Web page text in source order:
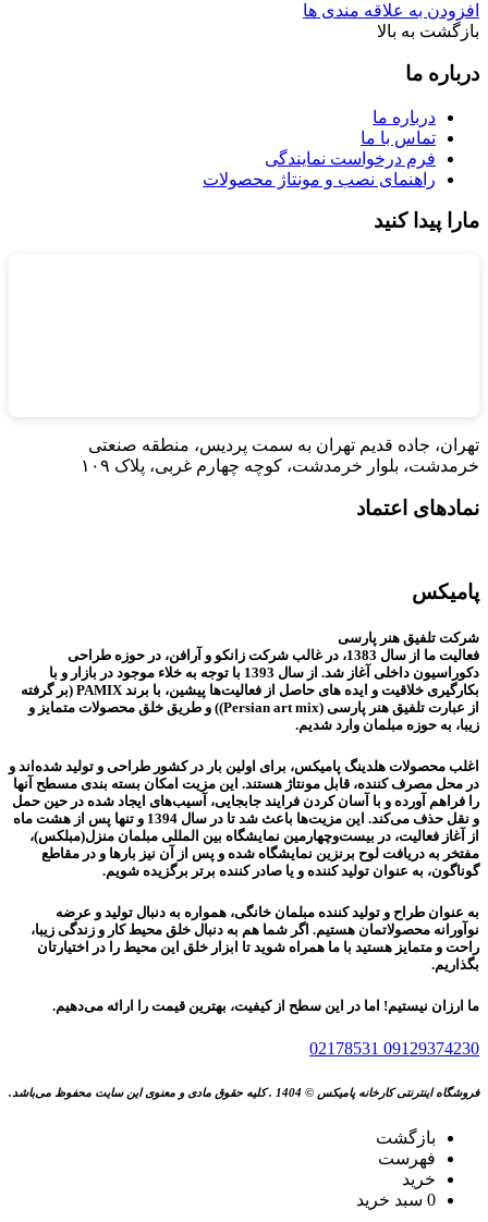
افزودن به علاقه مندی ها
بازگشت به بالا
درباره ما
درباره ما
تماس با ما
فرم درخواست نمایندگی
راهنمای نصب و مونتاژ محصولات
مارا پیدا کنید
تهران، جاده قدیم تهران به سمت پردیس، منطقه صنعتی
خرمدشت، بلوار خرمدشت، کوچه چهارم غربی، پلاک ۱۰۹
نمادهای اعتماد
پامیکس
شرکت تلفیق هنر پارسی
فعالیت ما از سال 1383، در غالب شرکت زانکو و آرافن، در حوزه طراحی
دکوراسیون داخلی آغاز شد. از سال 1393 با توجه به خلاء موجود در بازار و با
بکارگیری خلاقیت و ایده های حاصل از فعالیت‌ها پیشین، با برند PAMIX (بر گرفته
از عبارت تلفیق هنر پارسی (Persian art mix)) و طریق خلق محصولات متمایز و
زیبا، به حوزه مبلمان وارد شدیم.
اغلب محصولات هلدینگ پامیکس، برای اولین بار در کشور طراحی و تولید شده‌اند و
در محل مصرف کننده، قابل مونتاژ هستند. این مزیت امکان بسته بندی مسطح آنها
را فراهم آورده و با آسان کردن فرایند جابجایی، آسیب‌های ایجاد شده در حین حمل
و نقل حذف می‌کند. این مزیت‌ها باعث شد تا در سال 1394 و تنها پس از هشت ماه
از آغاز فعالیت، در بیست‌وچهارمین نمایشگاه بین المللی مبلمان منزل(مبلکس)،
مفتخر به دریافت لوح برنزین نمایشگاه شده و پس از آن نیز بارها و در مقاطع
گوناگون، به عنوان تولید کننده و یا صادر کننده برتر برگزیده شویم.
به عنوان طراح و تولید کننده مبلمان خانگی، همواره به دنبال تولید و عرضه
نوآورانه محصولاتمان هستیم. اگر شما هم به دنبال خلق محیط کار و زندگی زیبا،
راحت و متمایز هستید با ما همراه شوید تا ابزار خلق این محیط را در اختیارتان
بگذاریم.
ما ارزان نیستیم! اما در این سطح از کیفیت، بهترین قیمت را ارائه می‌دهیم.
09129374230
02178531
فروشگاه اینترنتی کارخانه پامیکس © 1404 . کلیه حقوق مادی و معنوی این سایت محفوظ می‌باشد.
بازگشت
فهرست
خرید
0 سبد خرید